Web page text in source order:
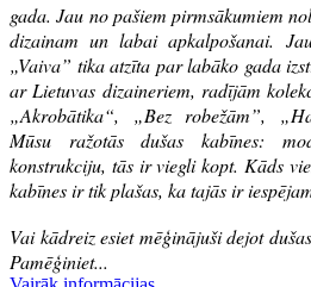
gada. Jau no pašiem pirmsākumiem
dizainam un labai apkalpošanai.
„Vaiva” tika atzīta par labāko gada
ar Lietuvas dizaineriem, radījām
„Akrobātika“, „Bez robežām”,
Mūsu ražotās dušas kabīnes:
konstrukciju, tās ir viegli kopt. Kāds
kabīnes ir tik plašas, ka tajās ir
Vai kādreiz esiet mēģinājuši dejot
Pamēģiniet...